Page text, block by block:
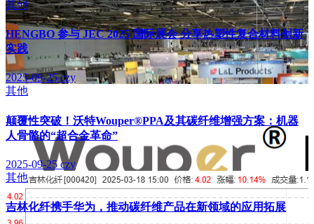
其他
HENGBO 参与 JEC 2025 国际展会 分享热塑性复合材料创新
实践
2025-09-25czy
其他
颠覆性突破！沃特Wouper®PPA及其碳纤维增强方案：机器
人骨骼的“超合金革命”
2025-09-25 czy
其他
吉林化纤携手华为，推动碳纤维产品在新领域的应用拓展